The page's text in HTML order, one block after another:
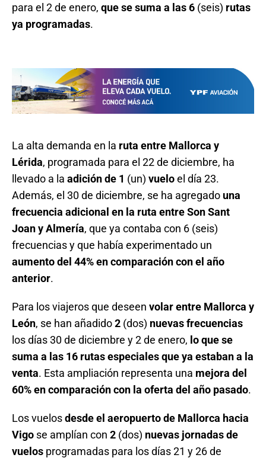
para el 2 de enero, que se suma a las 6 (seis) rutas
ya programadas.
La alta demanda en la ruta entre Mallorca y
Lérida, programada para el 22 de diciembre, ha
llevado a la adición de 1 (un) vueloel día 23.
Además, el 30 de diciembre, se ha agregado una
frecuencia adicional en la ruta entre Son Sant
Joan y Almería, que ya contaba con 6 (seis)
frecuencias y que había experimentado un
aumento del 44% en comparación con el año
anterior.
Para los viajeros que deseen volar entre Mallorca y
León, se han añadido2 (dos) nuevas frecuencias
los días 30 de diciembre y 2 de enero, lo que se
suma a las 16 rutas especiales que ya estaban a la
venta. Esta ampliación representa una mejora del
60% en comparación con la oferta del año pasado.
Los vuelosdesde el aeropuerto de Mallorca hacia
Vigo se amplían con 2 (dos) nuevas jornadas de
vuelos programadas para los días 21 y 26 de